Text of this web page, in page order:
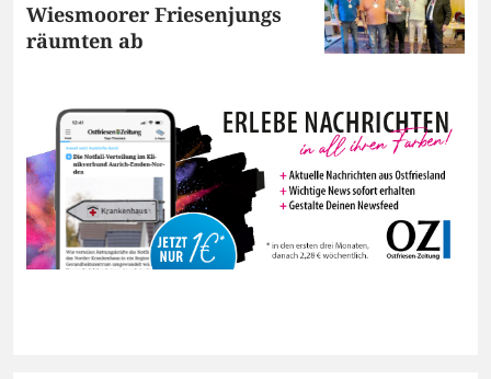
Wiesmoorer Friesenjungs
räumten ab